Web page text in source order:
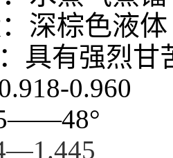
深棕色液体
具有强烈甘
0.960
——48°
—1.445